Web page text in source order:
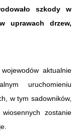
szkody w
uprawach drzew,
aktualnie
uruchomieniu
w tym sadowników,
zostanie